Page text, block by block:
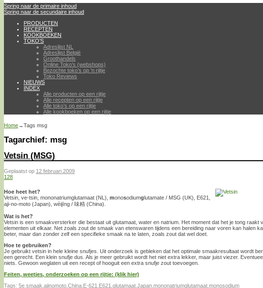
Spring naar de primaire inhoud
Spring naar de secundaire inhoud
PRODUCTEN
RECEPTEN
KOOKBOEKEN
TOKO’S
Adreslijst NL
Adreslijst België
Groothandels
Online Toko’s (webshops)
Bezochte toko’s op ’n rijtje
Toko Reviews
NIEUWS
INDEX
Alle producten op een rijtje
Alle recepten op een rijtje
Alle toko’s op een rijtje
Alle kookboeken op een rijtje
Home→Tags msg
Tagarchief: msg
Vetsin (MSG)
Geplaatst op 12 februari 2009
128
Hoe heet het?
Vetsin, ve-tsin, mononatriumglutamaat (NL), monosodiumglutamate / MSG (UK), E621,
aji-no-moto (Japan), wèijīng / 味精 (China).
Wat is het?
Vetsin is een smaakversterker die bestaat uit glutamaat, water en natrium. Het moment dat het je tong raakt
elementen uit elkaar. Net zoals zout de smaak van etenswaren tijdens een bereiding naar voren kan halen
beter, maar dan zonder zelf een specifieke smaak na te laten, zoals zout dat wel doet.
Hoe te gebruiken?
Je gebruikt vetsin in hele kleine snufjes. Uit onderzoek is gebleken dat het optimale smaakresultaat wordt
een gerecht. Een klein snufje dus. Als je meer gebruikt wordt het niet extra lekker, maar juist viezer.
niets. Gewoon weglaten uit een recept of hooguit een extra snufje zout toevoegen.
Feiten, weetjes, onderzoeken op een rijtje: (klik hier)
Tags: 5e smaak ajinomoto China E-621 E621 glutamaat Japan mononatriumglutamaat monosodium